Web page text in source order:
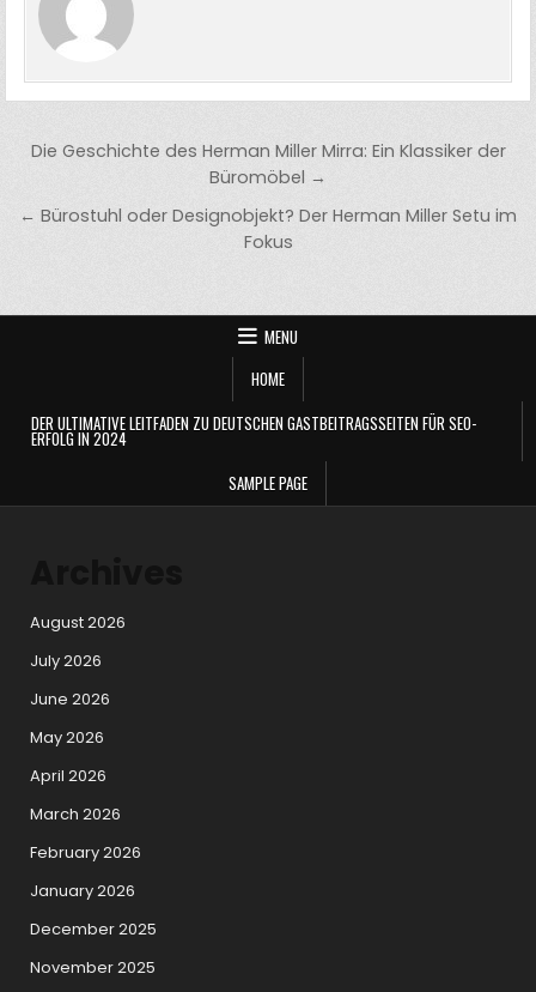
Post
Die Geschichte des Herman Miller Mirra: Ein Klassiker der
Büromöbel →
← Bürostuhl oder Designobjekt? Der Herman Miller Setu im
Fokus
MENU
HOME
DER ULTIMATIVE LEITFADEN ZU DEUTSCHEN GASTBEITRAGSSEITEN FÜR SEO-
ERFOLG IN 2024
SAMPLE PAGE
August 2026
July 2026
June 2026
May 2026
April 2026
March 2026
February 2026
January 2026
December 2025
November 2025